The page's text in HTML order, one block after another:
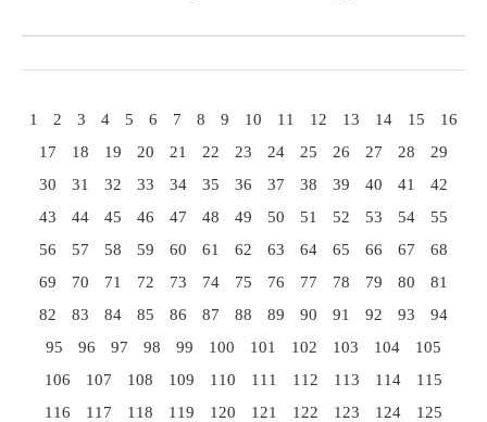
1 2 3 4 5 6 7 8 9 10 11 12 13 14 15
16
17
18 19 20 21 22 23 24 25 26 27 28
29
30
31 32 33 34 35 36 37 38 39 40 41
42
43
44 45 46 47 48 49 50 51 52 53 54
55
56
57 58 59 60 61 62 63 64 65 66 67
68
69
70 71 72 73 74 75 76 77 78 79 80
81
82
83 84 85 86 87 88 89 90 91 92 93
94
95
96 97 98 99 100 101 102 103 104
105
106
107 108 109 110 111 112 113 114
115
116
117 118 119 120 121 122 123 124
125